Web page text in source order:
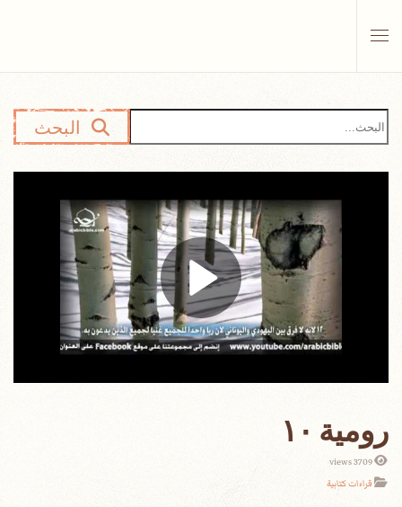
البحث
رومية ١٠
3709 views
قراءات كتابية